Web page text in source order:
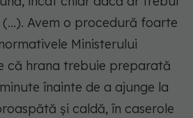
Avem o procedură foarte
Ministerului
că hrana trebuie preparată
înainte de a ajunge la
şi caldă, în caserole